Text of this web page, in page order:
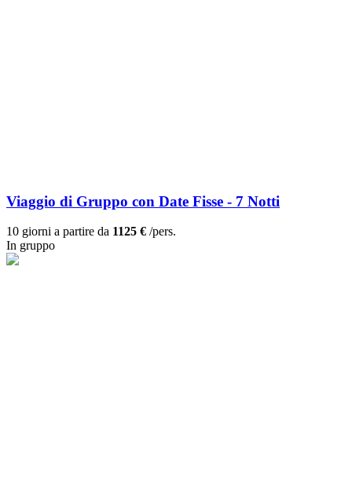
Viaggio di Gruppo con Date Fisse - 7 Notti
10 giorni a partire da 1125 € /pers.
In gruppo